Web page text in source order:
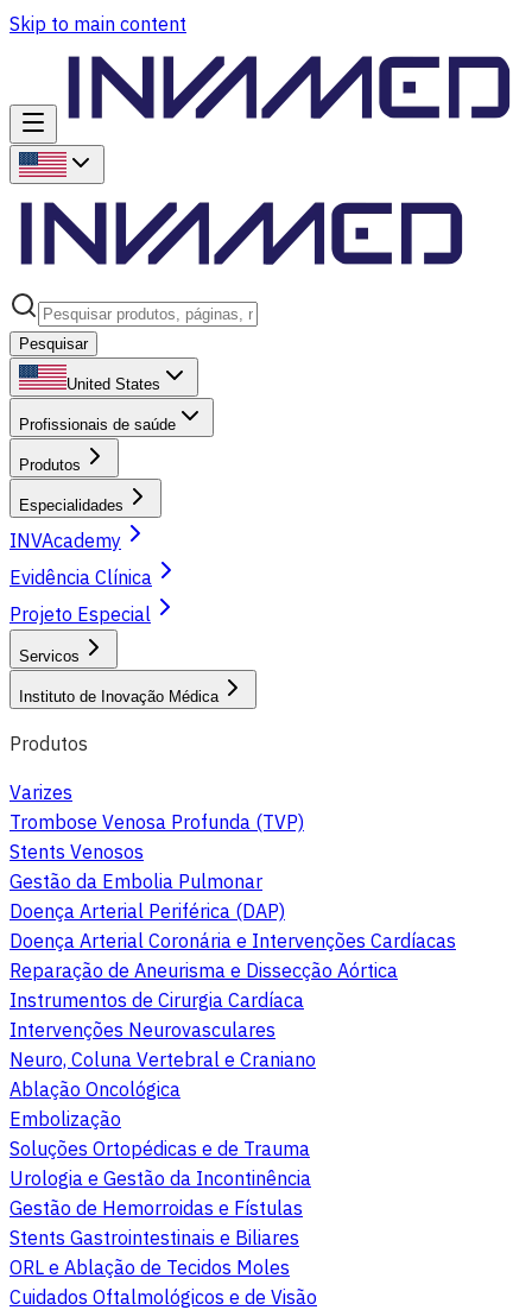
Skip to main content
Pesquisar
United States
Profissionais de saúde
Produtos
Especialidades
INVAcademy
Evidência Clínica
Projeto Especial
Servicos
Instituto de Inovação Médica
Produtos
Varizes
Trombose Venosa Profunda (TVP)
Stents Venosos
Gestão da Embolia Pulmonar
Doença Arterial Periférica (DAP)
Doença Arterial Coronária e Intervenções Cardíacas
Reparação de Aneurisma e Dissecção Aórtica
Instrumentos de Cirurgia Cardíaca
Intervenções Neurovasculares
Neuro, Coluna Vertebral e Craniano
Ablação Oncológica
Embolização
Soluções Ortopédicas e de Trauma
Urologia e Gestão da Incontinência
Gestão de Hemorroidas e Fístulas
Stents Gastrointestinais e Biliares
ORL e Ablação de Tecidos Moles
Cuidados Oftalmológicos e de Visão